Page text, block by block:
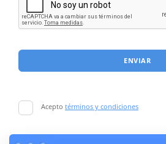
ENVIAR
Acepto términos y condiciones